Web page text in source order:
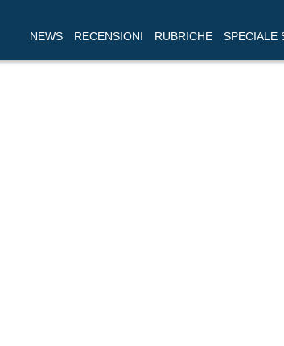
NEWS RECENSIONI RUBRICHE SPECIALE